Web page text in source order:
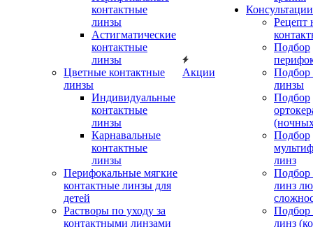
контактные
линзы
Астигматические
контактные
линзы
Цветные контактные
линзы
Индивидуальные
контактные
линзы
Карнавальные
контактные
линзы
Перифокальные мягкие
контактные линзы для
детей
Растворы по уходу за
контактными линзами
Акции
Рецепт
Подбор
Подбор
линзы
Подбор
Подбор
линз
Подбор
линз
Подбор
линз